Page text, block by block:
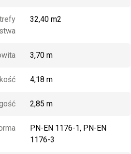
32,40 m2
3,70 m
4,18 m
2,85 m
PN-EN 1176-1, PN-EN
1176-3